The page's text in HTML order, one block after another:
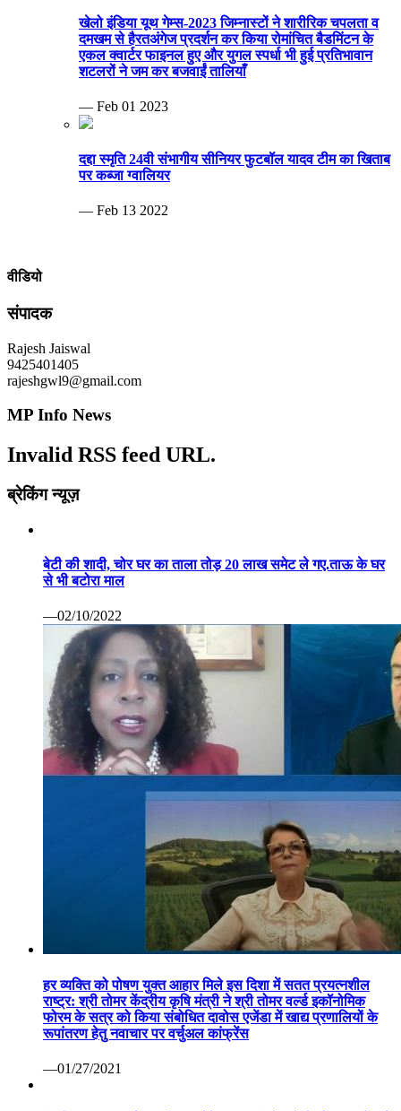
खेलो इंडिया यूथ गेम्स-2023 जिम्नास्टों ने शारीरिक चपलता व
दमखम से हैरतअंगेज प्रदर्शन कर किया रोमांचित बैडमिंटन के
एकल क्वार्टर फाइनल हुए और युगल स्पर्धा भी हुई प्रतिभावान
शटलरों ने जम कर बजवाईं तालियाँ
— Feb 01 2023
दद्दा स्मृति 24वी संभागीय सीनियर फुटबॉल यादव टीम का खिताब
पर कब्जा ग्वालियर
— Feb 13 2022
वीडियो
संपादक
Rajesh Jaiswal
9425401405
rajeshgwl9@gmail.com
MP Info News
Invalid RSS feed URL.
ब्रेकिंग न्यूज़
बेटी की शादी, चोर घर का ताला तोड़ 20 लाख समेट ले गए.ताऊ के घर
से भी बटोरा माल
—02/10/2022
हर व्यक्ति को पोषण युक्त आहार मिले इस दिशा में सतत प्रयत्नशील
राष्ट्र: श्री तोमर केंद्रीय कृषि मंत्री ने श्री तोमर वर्ल्ड इकॉनोमिक
फोरम के सत्र को किया संबोधित दावोस एजेंडा में खाद्य प्रणालियों के
रूपांतरण हेतु नवाचार पर वर्चुअल कांफ्रेंस
—01/27/2021